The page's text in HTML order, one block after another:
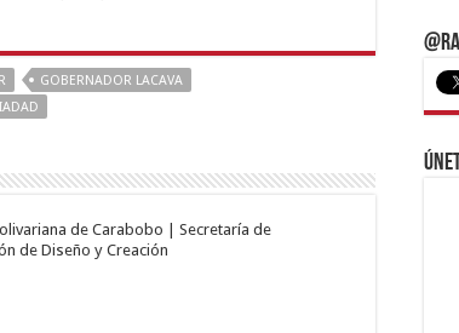
GOBERNADOR LACAVA
de Carabobo | Secretaría de
de Diseño y Creación